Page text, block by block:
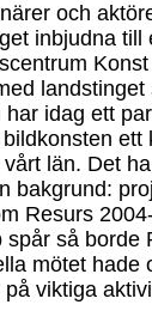
och
inbjudna
idag ett
län. Det
bakgrund:
Resurs
spår så borde
mötet
viktiga